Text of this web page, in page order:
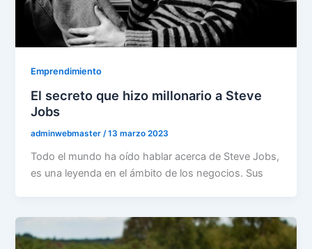
Emprendimiento
El secreto que hizo millonario a Steve
Jobs
adminwebmaster/13 marzo 2023
Todo el mundo ha oído hablar acerca de Steve Jobs,
es una leyenda en el ámbito de los negocios. Sus